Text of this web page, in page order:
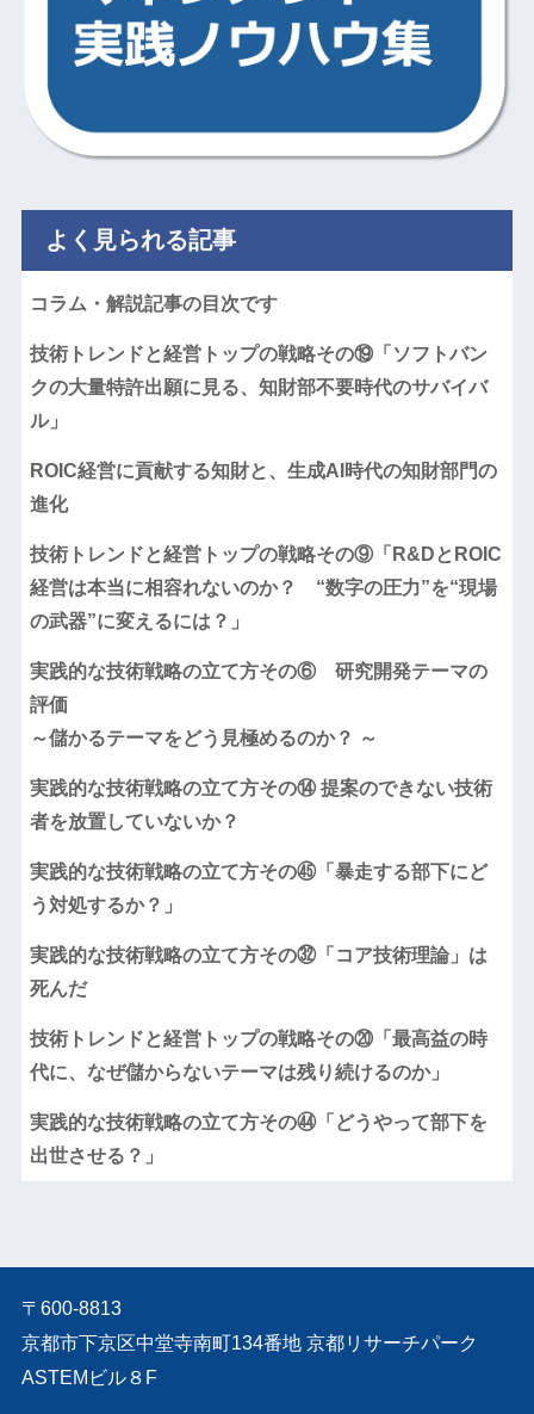
よく見られる記事
コラム・解説記事の目次です
技術トレンドと経営トップの戦略その⑲「ソフトバン
クの大量特許出願に見る、知財部不要時代のサバイバ
ル」
ROIC経営に貢献する知財と、生成AI時代の知財部門の
進化
技術トレンドと経営トップの戦略その⑨「R&DとROIC
経営は本当に相容れないのか？ “数字の圧力”を“現場
の武器”に変えるには？」
実践的な技術戦略の立て方その⑥ 研究開発テーマの
評価
～儲かるテーマをどう見極めるのか？ ～
実践的な技術戦略の立て方その⑭ 提案のできない技術
者を放置していないか？
実践的な技術戦略の立て方その㊺「暴走する部下にど
う対処するか？」
実践的な技術戦略の立て方その㉜「コア技術理論」は
死んだ
技術トレンドと経営トップの戦略その⑳「最高益の時
代に、なぜ儲からないテーマは残り続けるのか」
実践的な技術戦略の立て方その㊹「どうやって部下を
出世させる？」
〒600-8813
京都市下京区中堂寺南町134番地 京都リサーチパーク
ASTEMビル８F